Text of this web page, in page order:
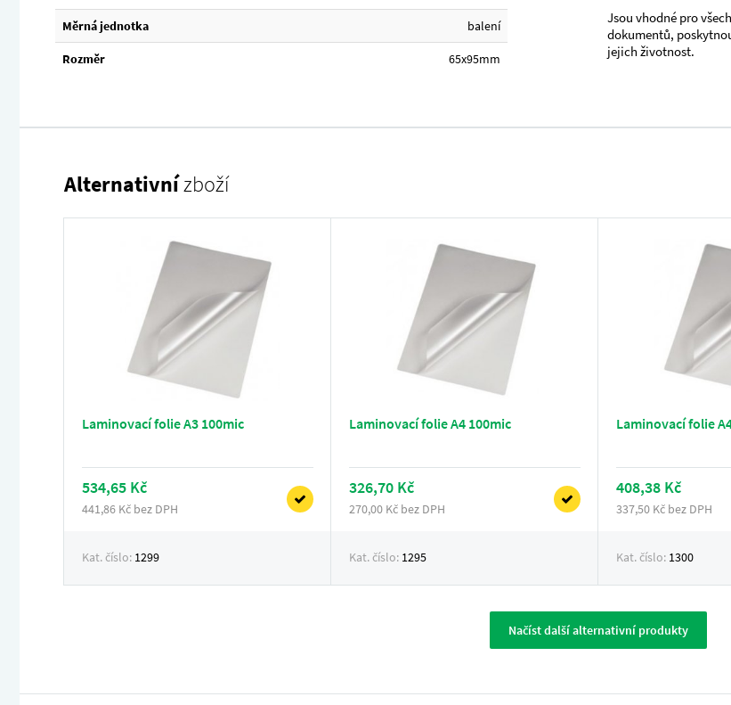
Měrná jednotka balení
Rozměr 65x95mm
Jsou vhodné pro
dokumentů,
jejich životnost.
Alternativnízboží
Laminovací folie A3 100mic
534,65 Kč
441,86 Kč bez DPH
Kat. číslo: 1299
Laminovací folie A4 100mic
326,70 Kč
270,00 Kč bez DPH
Kat. číslo: 1295
Laminovací folie
408,38 Kč
337,50 Kč bez DPH
Kat. číslo: 1300
Načíst další alternativní produkty